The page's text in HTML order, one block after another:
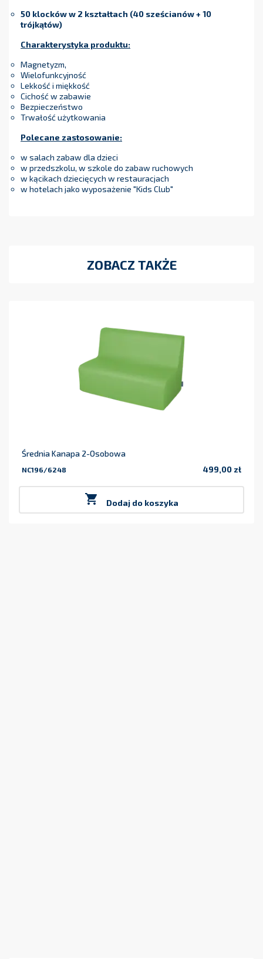
50 klocków w 2 kształtach (40 sześcianów + 10
trójkątów)
Charakterystyka produktu:
Magnetyzm,
Wielofunkcyjność
Lekkość i miękkość
Cichość w zabawie
Bezpieczeństwo
Trwałość użytkowania
Polecane zastosowanie:
w salach zabaw dla dzieci
w przedszkolu, w szkole do zabaw ruchowych
w kącikach dziecięcych w restauracjach
w hotelach jako wyposażenie "Kids Club"
ZOBACZ TAKŻE
Średnia Kanapa 2-Osobowa
NC196/6248 499,00 zł
 Dodaj do koszyka